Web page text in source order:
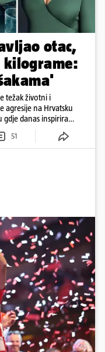
otac,
kilograme:
težak životni i
agresije na Hrvatsku
danas inspirira
51